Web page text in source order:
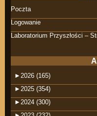
Poczta
Logowanie
Laboratorium Przyszłości –
► 2026 (165)
► 2025 (354)
► 2024 (300)